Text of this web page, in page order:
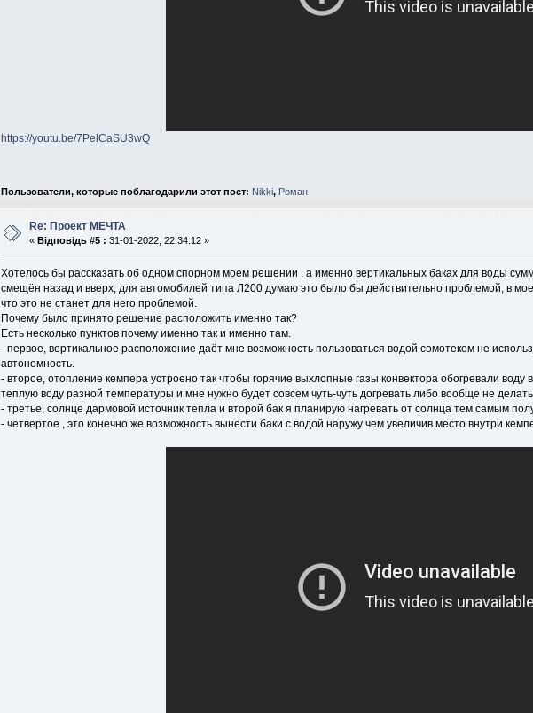
https://youtu.be/7PelCaSU3wQ
Пользователи, которые поблагодарили этот пост: Nikki, Роман
Re: Проект МЕЧТА
« Відповідь #5 : 31-01-2022, 22:34:12 »
Хотелось бы рассказать об одном спорном моем решении , а именно вертикальных баках для воды
смещён назад и вверх, для автомобилей типа Л200 думаю это было бы действительно проблемой, в
что это не станет для него проблемой.
Почему было принято решение расположить именно так?
Есть несколько пунктов почему именно так и именно там.
- первое, вертикальное расположение даёт мне возможность пользоваться водой сомотеком не
автономность.
- второе, отопление кемпера устроено так чтобы горячие выхлопные газы конвектора обогревали
теплую воду разной температуры и мне нужно будет совсем чуть-чуть догревать либо вообще не делать
- третье, солнце дармовой источник тепла и второй бак я планирую нагревать от солнца тем самым
- четвертое , это конечно же возможность вынести баки с водой наружу чем увеличив место внутри